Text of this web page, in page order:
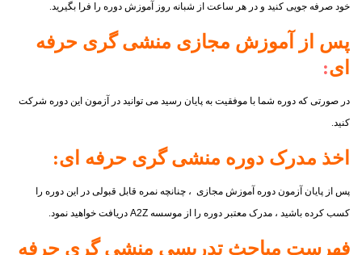
خود صرفه جویی کنید و در هر ساعت از شبانه روز آموزش دوره را فرا بگیرید.
پس از آموزش مجازی منشی گری حرفه
ای:
در صورتی که دوره شما با موفقیت به پایان رسید می توانید در آزمون این دوره شرکت
کنید.
اخذ مدرک دوره منشی گری حرفه ای:
پس از پایان آزمون دوره آموزش مجازی ، چنانچه نمره قابل قبولی در این دوره را
کسب کرده باشید ، مدرک معتبر دوره را از موسسه A2Z دریافت خواهید نمود.
فهرست مباحث تدریسی منشی گری حرفه